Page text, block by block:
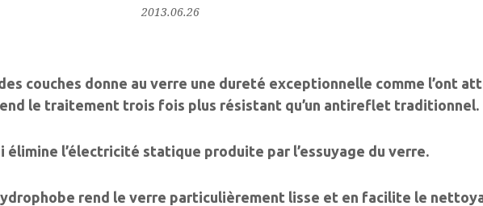
2013.06.26
couches donne au verre une dureté exceptionnelle comme l’ont
rend le traitement trois fois plus résistant qu’un antireflet traditionnel.
l’électricité statique produite par l’essuyage du verre.
rend le verre particulièrement lisse et en facilite le